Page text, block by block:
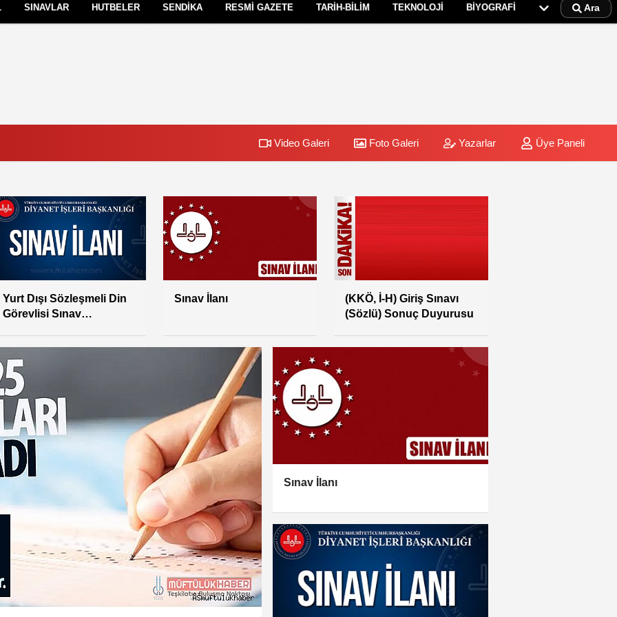
Çerez Politikası Gizlilik İlkeleri
SINAVLAR HUTBELER SENDİKA RESMİ GAZETE TARİH-BİLİM TEKNOLOJİ BİYOGRAFİ Ara
Video Galeri Foto Galeri Yazarlar Üye Paneli
Vaizlik Sınav İlanı Sınav İlanı (Tekniker) Sınav İlanı
Sınav İlanı